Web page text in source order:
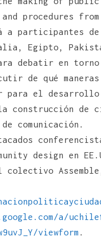
procedures
a participantes
Egipto,
debatir en
de qué
para el desarrollo
construcción de
comunicación.
design en
a/
viewform .